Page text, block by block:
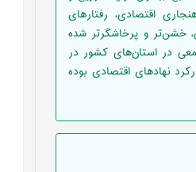
اقتصادی، رفتارهای
خشن‌تر و پرخاشگرتر شده
در استان‌های کشور در
نهادهای اقتصادی بوده